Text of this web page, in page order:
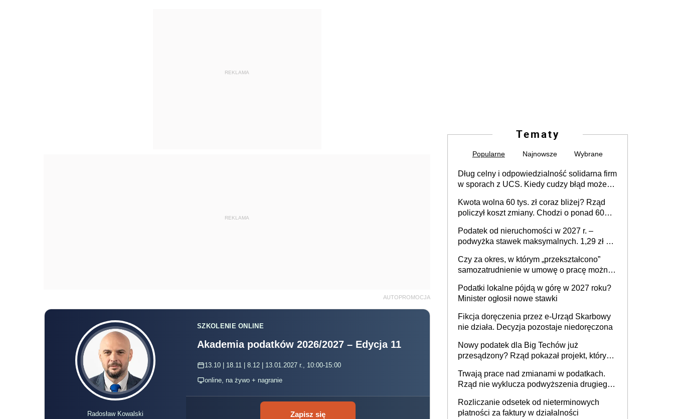
REKLAMA
REKLAMA
AUTOPROMOCJA
Radosław Kowalski
SZKOLENIE ONLINE
Akademia podatków 2026/2027 – Edycja 11
13.10 | 18.11 | 8.12 | 13.01.2027 r., 10:00-15:00
online, na żywo + nagranie
Zapisz się
Tematy
Popularne Najnowsze Wybrane
Dług celny i odpowiedzialność solidarna firm
w sporach z UCS. Kiedy cudzy błąd może
Kwota wolna 60 tys. zł coraz bliżej? Rząd
policzył koszt zmiany. Chodzi o ponad 60
Podatek od nieruchomości w 2027 r. –
podwyżka stawek maksymalnych. 1,29 zł za
budynków i lokali związanych z
prowadzeniem działalności gospodarczej
Czy za okres, w którym „przekształcono”
samozatrudnienie w umowę o pracę można
umowy cywilnoprawnej jedynym
racjonalnym wyjściem
Podatki lokalne pójdą w górę w 2027 roku?
Minister ogłosił nowe stawki
Fikcja doręczenia przez e-Urząd Skarbowy
nie działa. Decyzja pozostaje niedoręczona
Nowy podatek dla Big Techów już
przesądzony? Rząd pokazał projekt, który
Trwają prace nad zmianami w podatkach.
Rząd nie wyklucza podwyższenia drugiego
Rozliczanie odsetek od nieterminowych
płatności za faktury w działalności